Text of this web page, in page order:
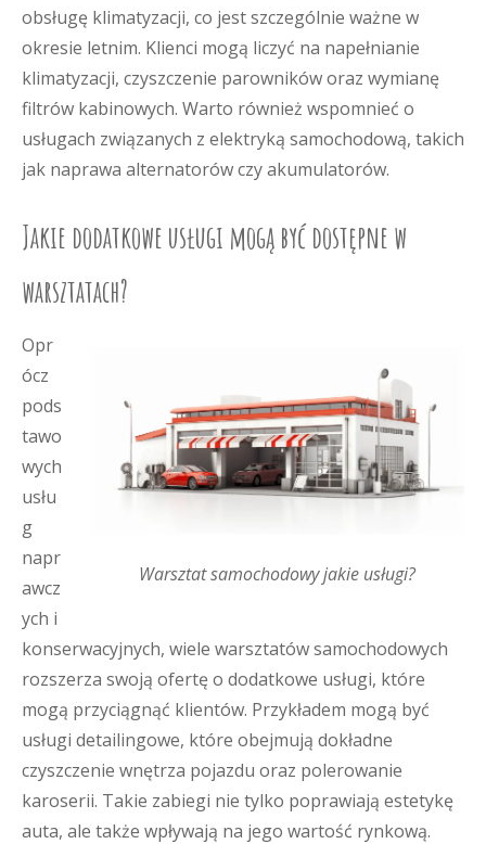
obsługę klimatyzacji, co jest szczególnie ważne w
okresie letnim. Klienci mogą liczyć na napełnianie
klimatyzacji, czyszczenie parowników oraz wymianę
filtrów kabinowych. Warto również wspomnieć o
usługach związanych z elektryką samochodową, takich
jak naprawa alternatorów czy akumulatorów.
Jakie dodatkowe usługi mogą być dostępne w
warsztatach?
Warsztat samochodowy jakie usługi?
Opr
ócz
pods
tawo
wych
usłu
g
napr
awcz
ych i
konserwacyjnych, wiele warsztatów samochodowych
rozszerza swoją ofertę o dodatkowe usługi, które
mogą przyciągnąć klientów. Przykładem mogą być
usługi detailingowe, które obejmują dokładne
czyszczenie wnętrza pojazdu oraz polerowanie
karoserii. Takie zabiegi nie tylko poprawiają estetykę
auta, ale także wpływają na jego wartość rynkową.